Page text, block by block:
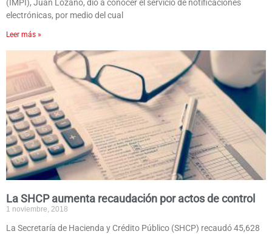
(IMPI), Juan Lozano, dio a conocer el servicio de notificaciones
electrónicas, por medio del cual
Leer más »
La SHCP aumenta recaudación por actos de control
1 noviembre, 2018
La Secretaría de Hacienda y Crédito Público (SHCP) recaudó 45,628